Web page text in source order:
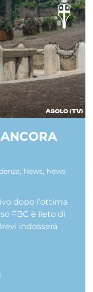
, News, News
dopo l’ottima
FBC è lieto di
indosserà